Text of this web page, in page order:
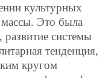
культурных
Это была
системы
тенденция,
кругом